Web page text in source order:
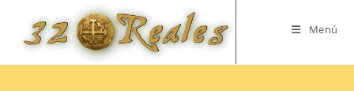
contenido
Menú